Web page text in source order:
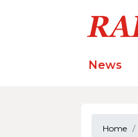
News
Home